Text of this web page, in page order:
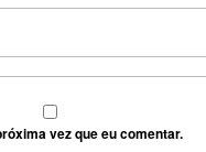
vez que eu comentar.